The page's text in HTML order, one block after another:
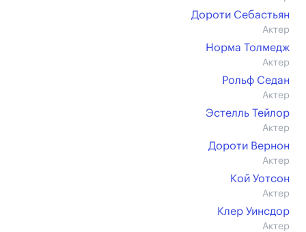
Дороти Себастьян
Актер
Норма Толмедж
Актер
Рольф Седан
Актер
Эстелль Тейлор
Актер
Дороти Вернон
Актер
Кой Уотсон
Актер
Клер Уинсдор
Актер